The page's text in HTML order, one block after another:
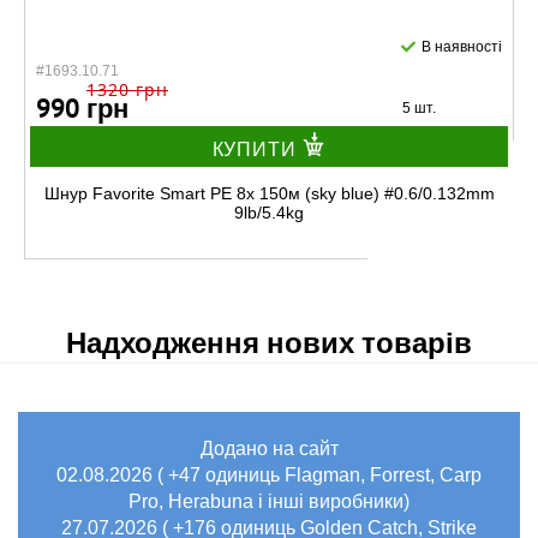
#1693.10.71
В наявності
990 грн
1320 грн
5 шт.
КУПИТИ
Шнур Favorite Smart PE 8x 150м (sky blue) #0.6/0.132mm
9lb/5.4kg
#1693.10.73
795 грн
1060 грн
5 шт.
Надходження нових товарів
Додано на сайт
02.08.2026 ( +47 одиниць Flagman, Forrest, Carp
Pro, Herabuna і інші виробники)
27.07.2026 ( +176 одиниць Golden Catch, Strike